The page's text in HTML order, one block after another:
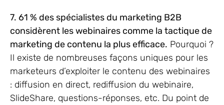
7. 61 % des spécialistes du marketing B2B
considèrent les webinaires comme la tactique de
marketing de contenu la plus efficace. Pourquoi ?
Il existe de nombreuses façons uniques pour les
marketeurs d’exploiter le contenu des webinaires
: diffusion en direct, rediffusion du webinaire,
SlideShare, questions-réponses, etc. Du point de